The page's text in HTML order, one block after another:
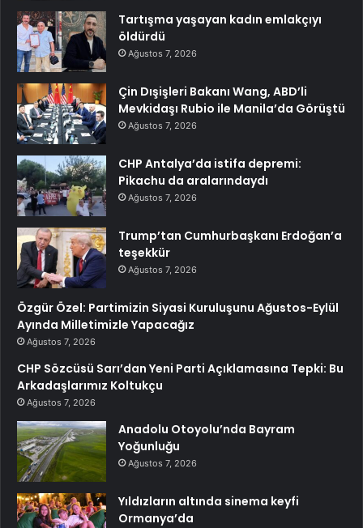
Tartışma yaşayan kadın emlakçıyı
öldürdü
Ağustos 7, 2026
Çin Dışişleri Bakanı Wang, ABD’li
Mevkidaşı Rubio ile Manila’da Görüştü
Ağustos 7, 2026
CHP Antalya’da istifa depremi:
Pikachu da aralarındaydı
Ağustos 7, 2026
Trump’tan Cumhurbaşkanı Erdoğan’a
teşekkür
Ağustos 7, 2026
Özgür Özel: Partimizin Siyasi Kuruluşunu Ağustos-Eylül
Ayında Milletimizle Yapacağız
Ağustos 7, 2026
CHP Sözcüsü Sarı’dan Yeni Parti Açıklamasına Tepki: Bu
Arkadaşlarımız Koltukçu
Ağustos 7, 2026
Anadolu Otoyolu’nda Bayram
Yoğunluğu
Ağustos 7, 2026
Yıldızların altında sinema keyfi
Ormanya’da